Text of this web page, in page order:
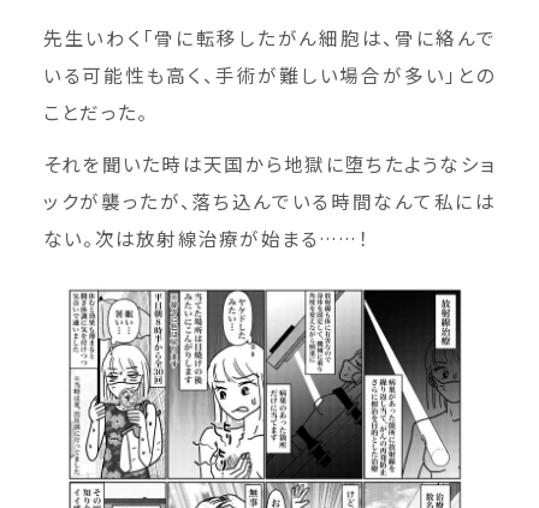
先生いわく「骨に転移したがん細胞は、骨に絡んで
いる可能性も高く、手術が難しい場合が多い」との
ことだった。
それを聞いた時は天国から地獄に堕ちたようなショ
ックが襲ったが、落ち込んでいる時間なんて私には
ない。次は放射線治療が始まる……！